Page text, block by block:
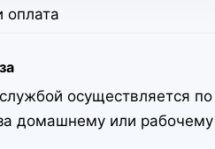
оплата
осуществляется
домашнему или